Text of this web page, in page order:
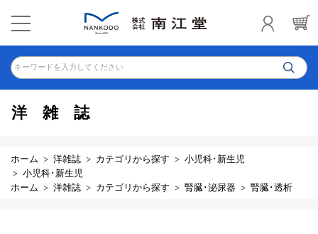
キーワードを入力してください
洋雑誌
ホーム 洋雑誌 カテゴリから探す
小児科･新生児
小児科･新生児
ホーム
洋雑誌 カテゴリから探す 腎臓･泌尿器 腎臓･透析